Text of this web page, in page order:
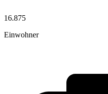
16.875
Einwohner